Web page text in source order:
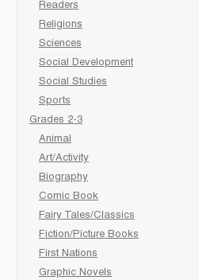
Readers
Religions
Sciences
Social Development
Social Studies
Sports
Grades 2-3
Animal
Art/Activity
Biography
Comic Book
Fairy Tales/Classics
Fiction/Picture Books
First Nations
Graphic Novels